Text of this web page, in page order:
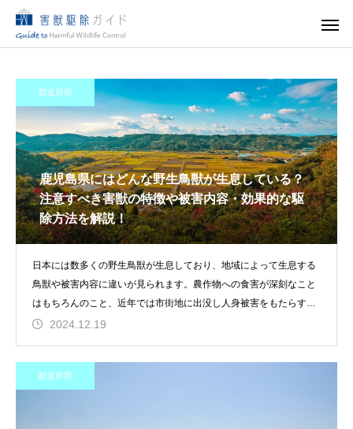
都道府県
鹿児島県にはどんな野生鳥獣が生息している？
注意すべき害獣の特徴や被害内容・効果的な駆
除方法を解説！
日本には数多くの野生鳥獣が生息しており、地域によって生息する
鳥獣や被害内容に違いが見られます。農作物への食害が深刻なこと
はもちろんのこと、近年では市街地に出没し人身被害をもたらす生
き物や家屋
2024.12.19
都道府県